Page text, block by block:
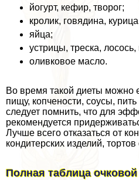
йогурт, кефир, творог;
кролик, говядина,
яйца;
устрицы, треска,
оливковое масло.
Во время такой диеты можно
пищу, копчености, соусы,
следует помнить, что для
рекомендуется
Лучше всего отказаться от
кондитерских изделий,
Полная таблица